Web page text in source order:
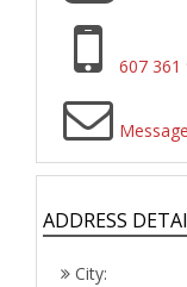
607 361
Message
ADDRESS
City: